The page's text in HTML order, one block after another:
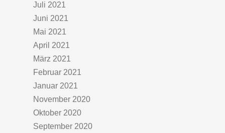
Juli 2021
Juni 2021
Mai 2021
April 2021
März 2021
Februar 2021
Januar 2021
November 2020
Oktober 2020
September 2020